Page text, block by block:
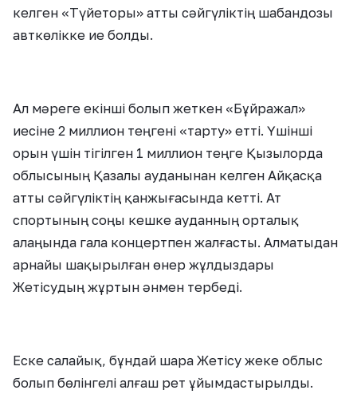
келген «Түйеторы» атты сәйгүліктің шабандозы
авткөлікке ие болды.
Ал мәреге екінші болып жеткен «Бұйражал»
иесіне 2 миллион теңгені «тарту» етті. Үшінші
орын үшін тігілген 1 миллион теңге Қызылорда
облысының Қазалы ауданынан келген Айқасқа
атты сәйгүліктің қанжығасында кетті. Ат
спортының соңы кешке ауданның орталық
алаңында гала концертпен жалғасты. Алматыдан
арнайы шақырылған өнер жұлдыздары
Жетісудың жұртын әнмен тербеді.
Еске салайық, бұндай шара Жетісу жеке облыс
болып бөлінгелі алғаш рет ұйымдастырылды.